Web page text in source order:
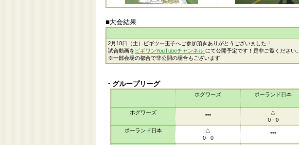
■大会結果
2月18日（土）ビギツー王子へご参加頂きありがとうございました！
試合動画を ビギワンYouTubeチャンネル にて公開予定です！是非ご覧ください。
※一部会場の都合で非公開の場合もございます
・グループリーグ
ホグワーズ ポーランド日本
ホグワーズ
***
△
0 - 0
ポーランド日本
△
0 - 0
***